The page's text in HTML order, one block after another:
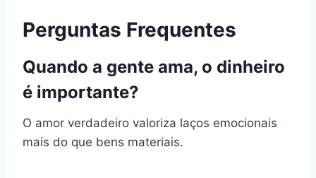
Perguntas Frequentes
Quando a gente ama, o dinheiro
é importante?
O amor verdadeiro valoriza laços emocionais
mais do que bens materiais.